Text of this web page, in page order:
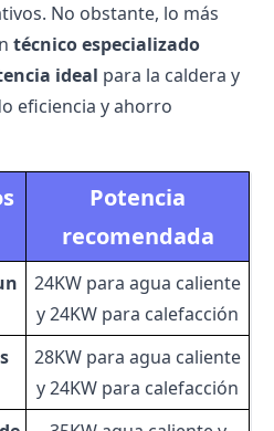
No obstante, lo más
técnico especializado
ideal para la caldera y
eficiencia y ahorro
Potencia
recomendada
24KW para agua caliente
y 24KW para calefacción
28KW para agua caliente
y 24KW para calefacción